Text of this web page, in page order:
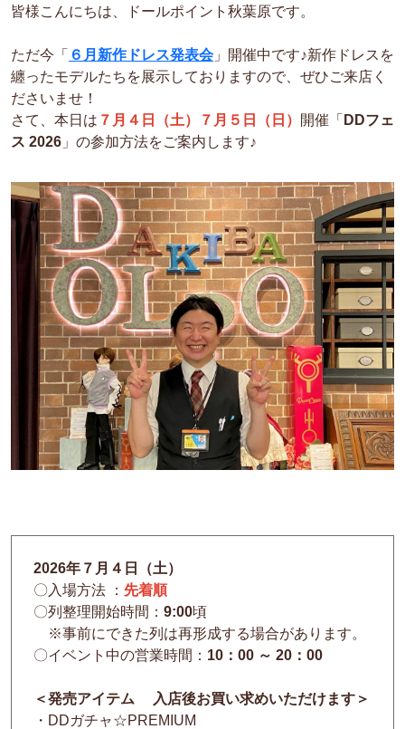
皆様こんにちは、ドールポイント秋葉原です。
ただ今「 ６月新作ドレス発表会」開催中です♪新作ドレスを
纏ったモデルたちを展示しておりますので、ぜひご来店く
ださいませ！
さて、本日は ７月４日（土）７月５日（日） 開催「 DDフェ
ス 2026 」 の参加方法をご案内します♪
2026年７ 月４日（土）
〇入場方法 ： 先着順
〇列整理開始時間： 9:00頃
※事前にできた列は再形成する場合があります。
〇イベント中の営業時間： 10：00 ～ 20：00
＜発売アイテム 入店後お買い求めいただけます＞
・DDガチャ☆PREMIUM